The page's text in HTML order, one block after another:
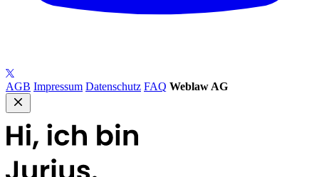
AGB Impressum Datenschutz FAQ Weblaw AG